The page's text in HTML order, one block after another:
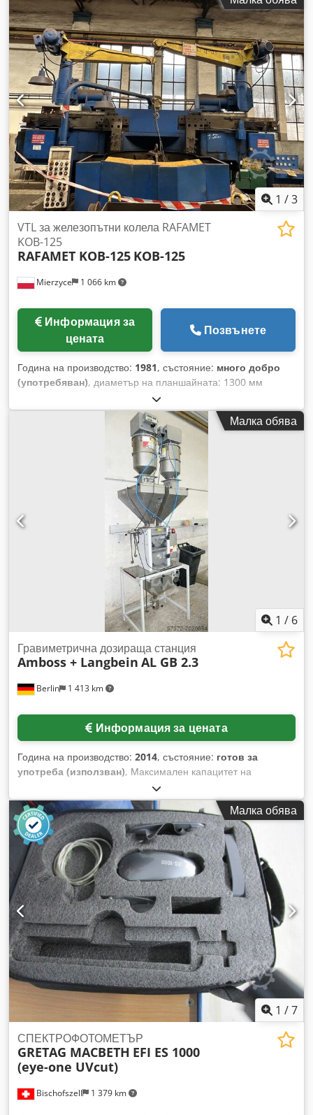
центровете: 4000 мм Обороти на шпиндела: 9 - 1140 об./
мин. Шпинделен отвор: 96 мм Тегло на машината: ок. 8,5 т
Размери на машината (Д x Ш x В): 7,0 x 1,70 x 1,70 м - с
мост - Оборудване: 3-чукова патронник FORKARDT 400
ммø, 4-чукова патронник 500 ммø, кръгла плоча 800 ммø,
цифрово отчитане по X и Z ос ACU-RITE, MULTIFIX-глава с
различни вложки, 2 неподвижни люнета, 1 подвижна
люнета, среден центр, охладителна система. Crsdpfx
Aksxwp Ehjwjf
1 /3
Mierzyce 1 066 km
VTL за железопътни колела RAFAMET
KOB-125
RAFAMET KOB-125 KOB-125
Информация за
цената
Позвънете
Година на производство: 1981, състояние: много добро
(употребяван), диаметър на планшайната: 1300 мм
максимален диаметър на струговане: 1100 мм Codpfx Ask
Dz N Ijkwsrf диапазон на стругуемите диаметри: 460-1250
Малка обява
1 / 6
Berlin 1 413 km
Гравиметрична дозираща станция
Amboss + Langbein AL GB 2.3
Информация за цената
Година на производство: 2014, състояние: готов за
употреба (използван), Максимален капацитет на
преработка: 370 kg/ч, свързваща мощност: 0,25 kW,
дължина: 950 mm, ширина: 950 mm, височина: 1115 mm,
тегло: 75 kg, включва автоматично зареждане, рамкова
конструкция, нивелирен вентил, контролен отвор и
документация. Csdeh Akm Topfx Akwerf
Малка обява
1 /7
Bischofszell 1 379 km
СПЕКТРОФОТОМЕТЪР
GRETAG MACBETH EFI ES 1000
(eye-one UVcut)